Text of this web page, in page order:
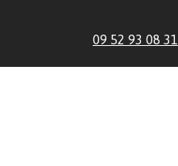
09 52 93 08 31